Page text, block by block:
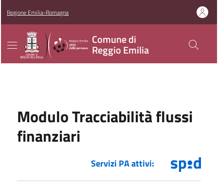
Regione Emilia-Romagna
Comune di
Reggio Emilia
Modulo Tracciabilità flussi
finanziari
Servizi PA attivi: